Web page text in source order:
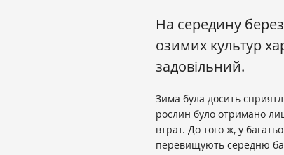
На середину
озимих культур
задовільний.
Зима була досить
рослин було отримано
втрат. До того ж, у
перевищують середню